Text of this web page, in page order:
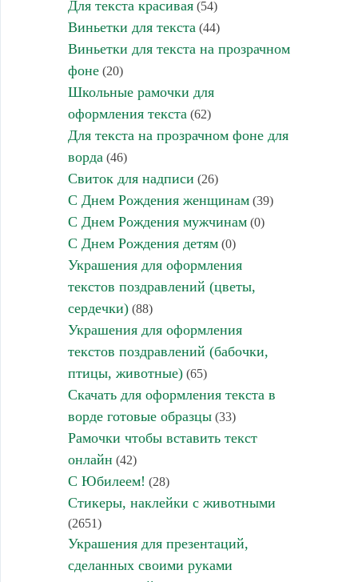
Для текста красивая(54)
Виньетки для текста (44)
Виньетки для текста на прозрачном
фоне(20)
Школьные рамочки для
оформления текста (62)
Для текста на прозрачном фоне для
ворда (46)
Свиток для надписи (26)
С Днем Рождения женщинам(39)
С Днем Рождения мужчинам(0)
С Днем Рождения детям(0)
Украшения для оформления
текстов поздравлений (цветы,
сердечки)(88)
Украшения для оформления
текстов поздравлений (бабочки,
птицы, животные)(65)
Скачать для оформления текста в
ворде готовые образцы(33)
Рамочки чтобы вставить текст
онлайн (42)
С Юбилеем! (28)
Стикеры, наклейки с животными
(2651)
Украшения для презентаций,
сделанных своими руками